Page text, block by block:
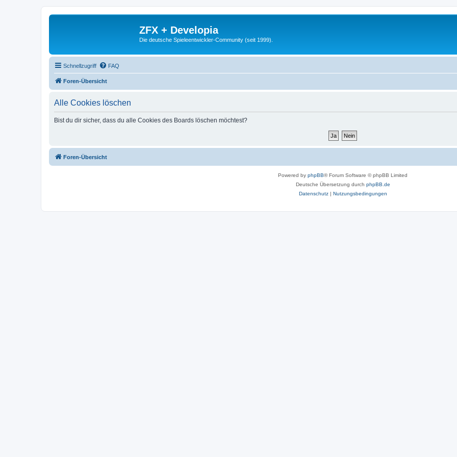
ZFX + Developia
Die deutsche Spieleentwickler-Community (seit 1999).
Schnellzugriff FAQ
Foren-Übersicht
Alle Cookies löschen
Bist du dir sicher, dass du alle Cookies des Boards löschen möchtest?
Foren-Übersicht
Powered by phpBB® Forum Software © phpBB Limited
Deutsche Übersetzung durch phpBB.de
Datenschutz| Nutzungsbedingungen